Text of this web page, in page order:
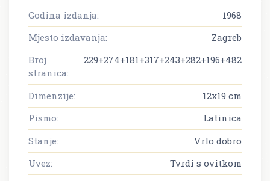
Godina izdanja:
1968
Mjesto izdavanja:
Zagreb
Broj
stranica:
229+274+181+317+243+282+196+482
Dimenzije:
12x19 cm
Pismo:
Latinica
Stanje:
Vrlo dobro
Uvez:
Tvrdi s ovitkom